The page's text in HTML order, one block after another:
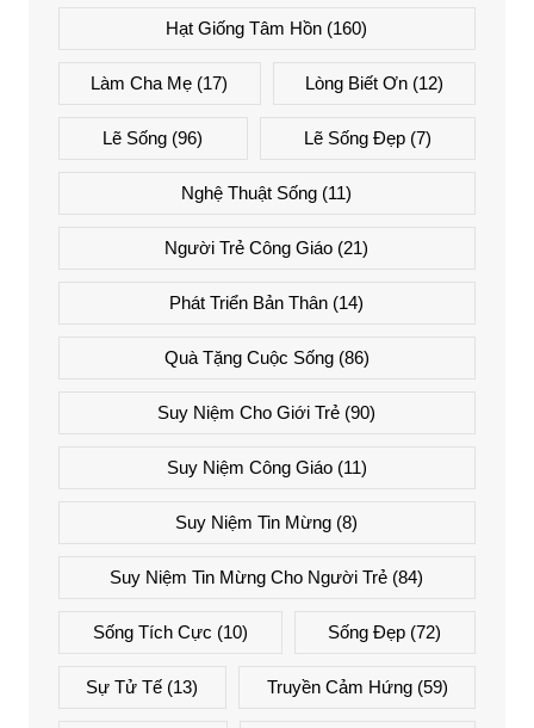
Hạt Giống Tâm Hồn (160)
Làm Cha Mẹ (17) Lòng Biết Ơn(12)
Lẽ Sống (96) Lẽ Sống Đẹp(7)
Nghệ Thuật Sống (11)
Người Trẻ Công Giáo (21)
Phát Triển Bản Thân (14)
Quà Tặng Cuộc Sống(86)
Suy Niệm Cho Giới Trẻ (90)
Suy Niệm Công Giáo(11)
Suy Niệm Tin Mừng (8)
Suy Niệm Tin Mừng Cho Người Trẻ (84)
Sống Tích Cực (10) Sống Đẹp (72)
Sự Tử Tế (13) Truyền Cảm Hứng(59)